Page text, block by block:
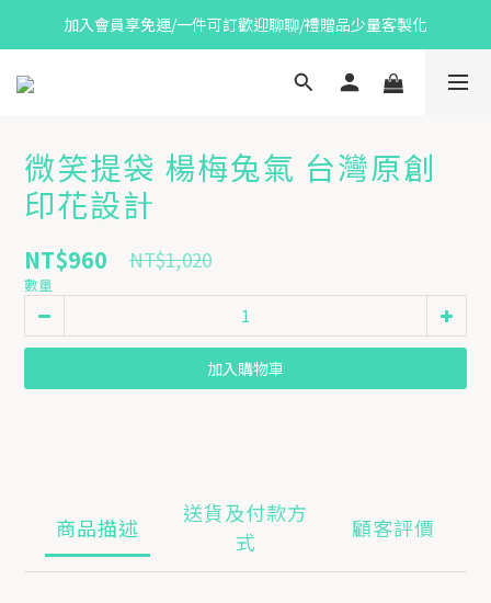
加入會員享免運/一件可訂歡迎聊聊/禮贈品少量客製化
微笑提袋 楊梅兔氣 台灣原創
印花設計
NT$960 NT$1,020
數量
加入購物車
商品描述
送貨及付款方
式
顧客評價